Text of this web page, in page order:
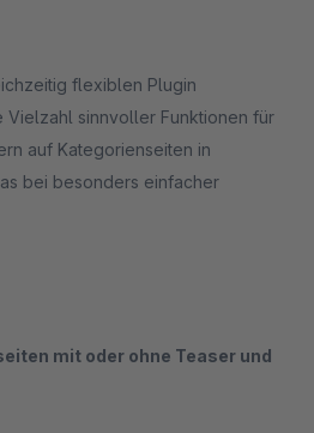
flexiblen Plugin
Vielzahl sinnvoller Funktionen für
auf Kategorienseiten in
bei besonders einfacher
mit oder ohne Teaser und